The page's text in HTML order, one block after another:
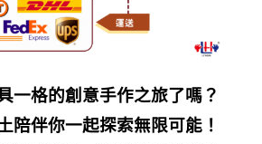
一格的創意手作之旅了嗎？
陪伴你一起探索無限可能！